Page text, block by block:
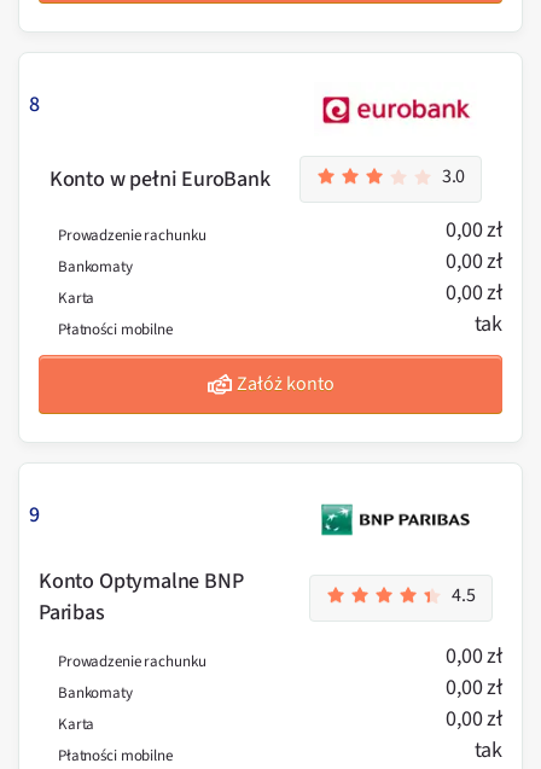
8
Konto w pełni EuroBank 3.0
Prowadzenie rachunku 0,00 zł
Bankomaty 0,00 zł
Karta 0,00 zł
Płatności mobilne tak
Załóż konto
9
Konto Optymalne BNP
Paribas
4.5
Prowadzenie rachunku 0,00 zł
Bankomaty 0,00 zł
Karta 0,00 zł
Płatności mobilne tak